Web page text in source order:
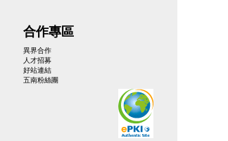
合作專區
異界合作
人才招募
好站連結
五南粉絲團